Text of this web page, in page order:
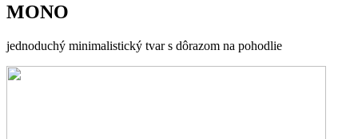
MONO
jednoduchý minimalistický tvar s dôrazom na pohodlie